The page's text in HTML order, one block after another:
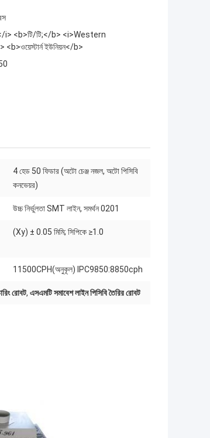
<b>টি/টি;</b> <i>Western
ইউনিয়ন</b>
4 হেড 50 ফিডার (অটো চেঞ্জ নজল, অটো পিসিবি
কনভেয়র)
উচ্চ নির্ভুলতা SMT লাইন, সমর্থন 0201
(Xy) ± 0.05 মিমি; সিপিকে ≥1.0
11500CPH(অনুকূল) IPC9850:8850cph
রোবট, এসএমটি সমাবেশ লাইন পিসিবি তৈরির রোবট